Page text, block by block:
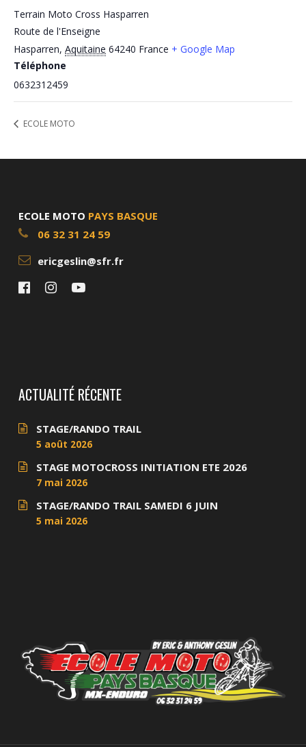
Terrain Moto Cross Hasparren
Route de l'Enseigne
Hasparren, Aquitaine 64240 France + Google Map
Téléphone
0632312459
ECOLE MOTO
ECOLE MOTO PAYS BASQUE
06 32 31 24 59
ericgeslin@sfr.fr
ACTUALITÉ RÉCENTE
STAGE/RANDO TRAIL
5 août 2026
STAGE MOTOCROSS INITIATION ETE 2026
7 mai 2026
STAGE/RANDO TRAIL SAMEDI 6 JUIN
5 mai 2026